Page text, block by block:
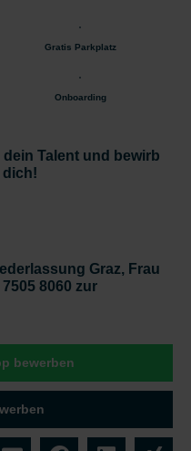
Gratis Parkplatz
Onboarding
Talent und bewirb
dich!
Graz, Frau
8060 zur
bewerben